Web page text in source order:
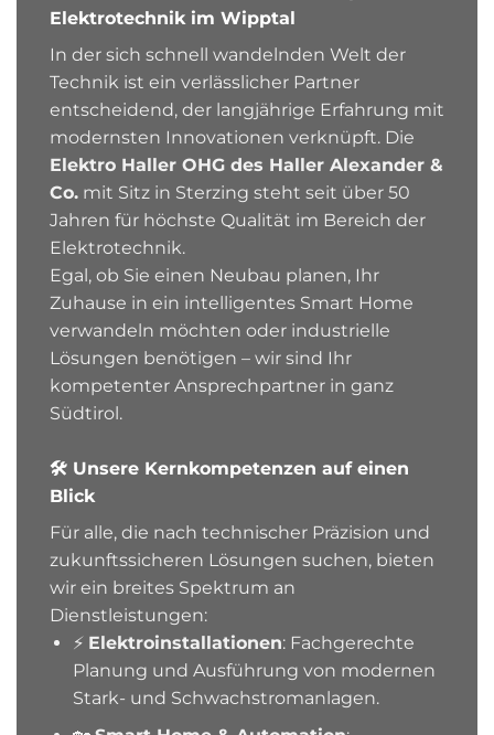
Elektrotechnik im Wipptal
In der sich schnell wandelnden Welt der
Technik ist ein verlässlicher Partner
entscheidend, der langjährige Erfahrung mit
modernsten Innovationen verknüpft. Die
Elektro Haller OHG des Haller Alexander &
Co. mit Sitz in Sterzing steht seit über 50
Jahren für höchste Qualität im Bereich der
Elektrotechnik.
Egal, ob Sie einen Neubau planen, Ihr
Zuhause in ein intelligentes Smart Home
verwandeln möchten oder industrielle
Lösungen benötigen – wir sind Ihr
kompetenter Ansprechpartner in ganz
Südtirol.
🛠️ Unsere Kernkompetenzen auf einen
Blick
Für alle, die nach technischer Präzision und
zukunftssicheren Lösungen suchen, bieten
wir ein breites Spektrum an
Dienstleistungen:
⚡ Elektroinstallationen: Fachgerechte
Planung und Ausführung von modernen
Stark- und Schwachstromanlagen.